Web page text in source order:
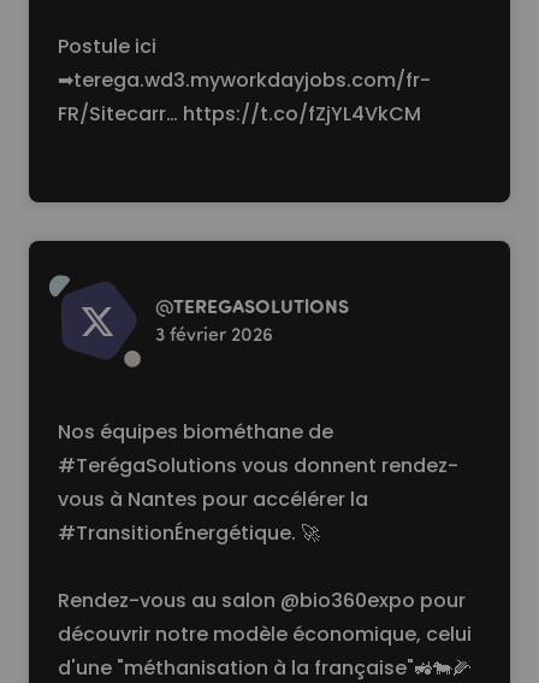
Postule ici
➡terega.wd3.myworkdayjobs.com/fr-
FR/Sitecarr… https://t.co/fZjYL4VkCM
Read more
@TEREGASOLUTlONS
3 février 2026
Nos équipes biométhane de
#TerégaSolutions vous donnent rendez-
vous à Nantes pour accélérer la
#TransitionÉnergétique. 🚀
Rendez-vous au salon @bio360expo pour
découvrir notre modèle économique, celui
d'une "méthanisation à la française"🚜🐄🌽